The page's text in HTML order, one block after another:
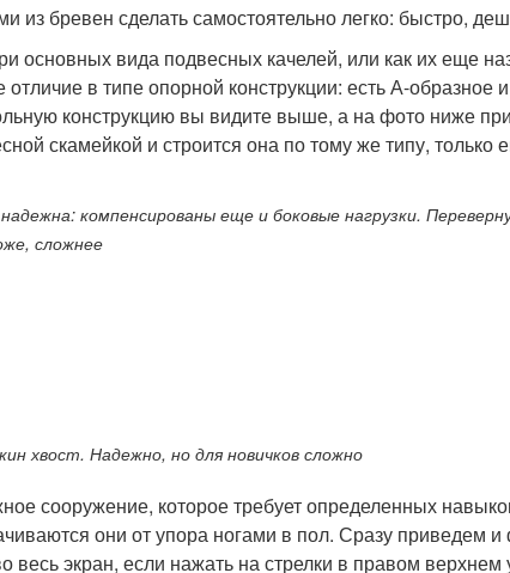
из бревен сделать самостоятельно легко: быстро,
основных вида подвесных качелей, или как их еще
в типе опорной конструкции: есть А-
конструкцию вы видите выше, а на фото ниже
скамейкой и строится она по тому же типу, только
компенсированы еще и боковые нагрузки.
сложнее
хвост. Надежно, но для новичков сложно
сооружение, которое требует определенных
они от упора ногами в пол. Сразу приведем
экран, если нажать на стрелки в правом верхнем